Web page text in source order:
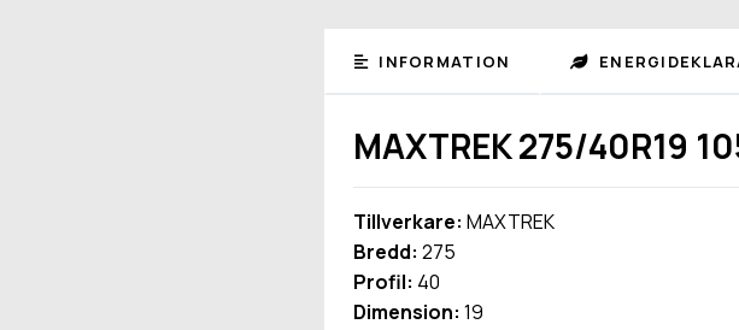
INFORMATION
MAXTREK 275/40R19
Tillverkare: MAXTREK
Bredd: 275
Profil: 40
Dimension: 19